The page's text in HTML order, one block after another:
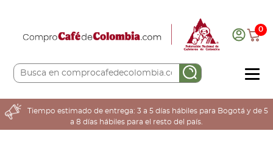
0
COMPRA AQUÍ
COLOMBIA CAFETERA
Tiempo estimado de entrega: 3 a 5 días hábiles para Bogotá y de 5
a 8 días hábiles para el resto del país.